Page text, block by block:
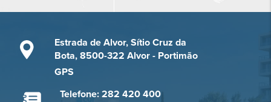
Estrada de Alvor, Sítio Cruz da
Bota, 8500-322 Alvor - Portimão
GPS
Telefone: 282 420 400